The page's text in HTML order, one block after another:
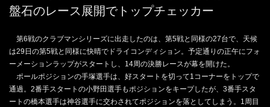
盤石のレース展開でトップチェッカー
第6戦のクラブマンシリーズに出走したのは、第5戦と同様の27台で、天候
は29日の第5戦と同様に快晴でドライコンディション。予定通りの正午にフォ
ーメーションラップがスタートし、14周の決勝レースが幕を開けた。
ポールポジションの手塚選手は、好スタートを切って1コーナーをトップで
通過。2番手スタートの小野田選手もポジションをキープしたが、3番手スタ
ートの橋本選手は神谷選手に交わされてポジションを落としてしまう。1周目